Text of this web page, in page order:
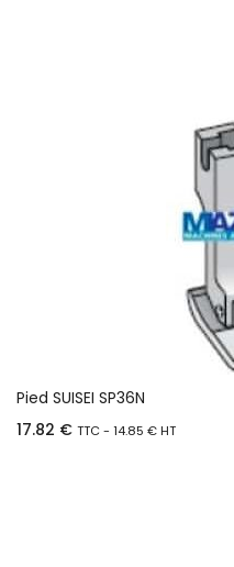
Pied SUISEI SP36N
17.82 € TTC - 14.85 €HT